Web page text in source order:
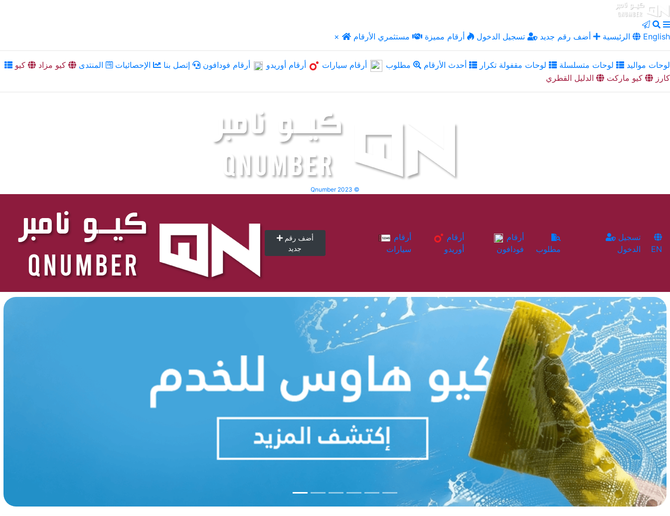
× الرئيسية أضف رقم جديد تسجيل الدخول أرقام مميزة مستثمري الأرقام English
لوحات مواليد لوحات متسلسلة لوحات مقفولة تكرار أحدث الأرقام مطلوب أرقام سيارات أرقام أوريدو أرقام فودافون إتصل بنا الإحصائيات المنتدى كيو مزاد
كيو
كارز
كيو ماركت الدليل القطري
Qnumber 2023 ©
أضف رقم
جديد
سيارات
أوريدو
فودافون
مطلوب
الدخول
EN